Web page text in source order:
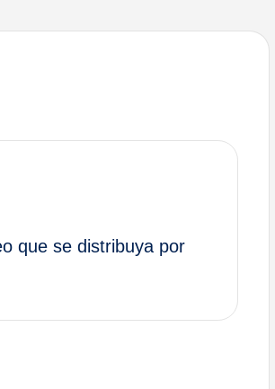
que se distribuya por